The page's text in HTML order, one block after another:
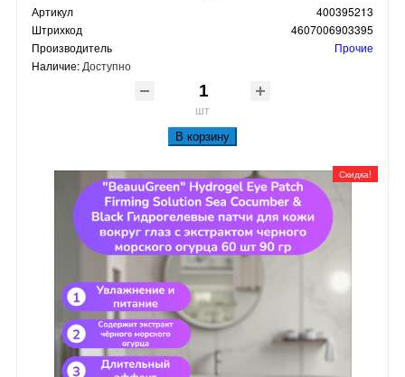
Артикул
400395213
Штрихкод
4607006903395
Производитель
Прочие
Наличие: Доступно
шт
В корзину
Скидка!